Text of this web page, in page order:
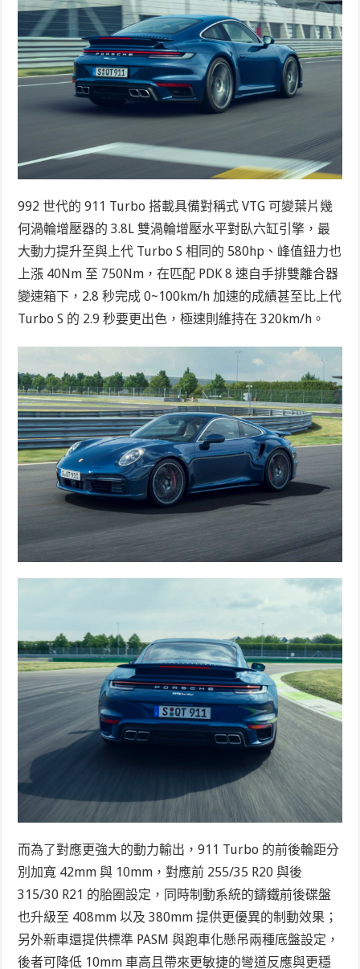
992 世代的 911 Turbo 搭載具備對稱式 VTG 可變葉片幾
何渦輪增壓器的 3.8L 雙渦輪增壓水平對臥六缸引擎，最
大動力提升至與上代 Turbo S 相同的 580hp、峰值鈕力也
上漲 40Nm 至 750Nm，在匹配 PDK 8 速自手排雙離合器
變速箱下，2.8 秒完成 0~100km/h 加速的成績甚至比上代
Turbo S 的 2.9 秒要更出色，極速則維持在 320km/h。
而為了對應更強大的動力輸出，911 Turbo 的前後輪距分
別加寬 42mm 與 10mm，對應前 255/35 R20 與後
315/30 R21 的胎圈設定，同時制動系統的鑄鐵前後碟盤
也升級至 408mm 以及 380mm 提供更優異的制動效果；
另外新車還提供標準 PASM 與跑車化懸吊兩種底盤設定，
後者可降低 10mm 車高且帶來更敏捷的彎道反應與更穩